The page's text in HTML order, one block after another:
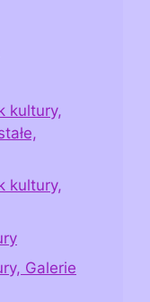
kultury,
kultury,
Galerie